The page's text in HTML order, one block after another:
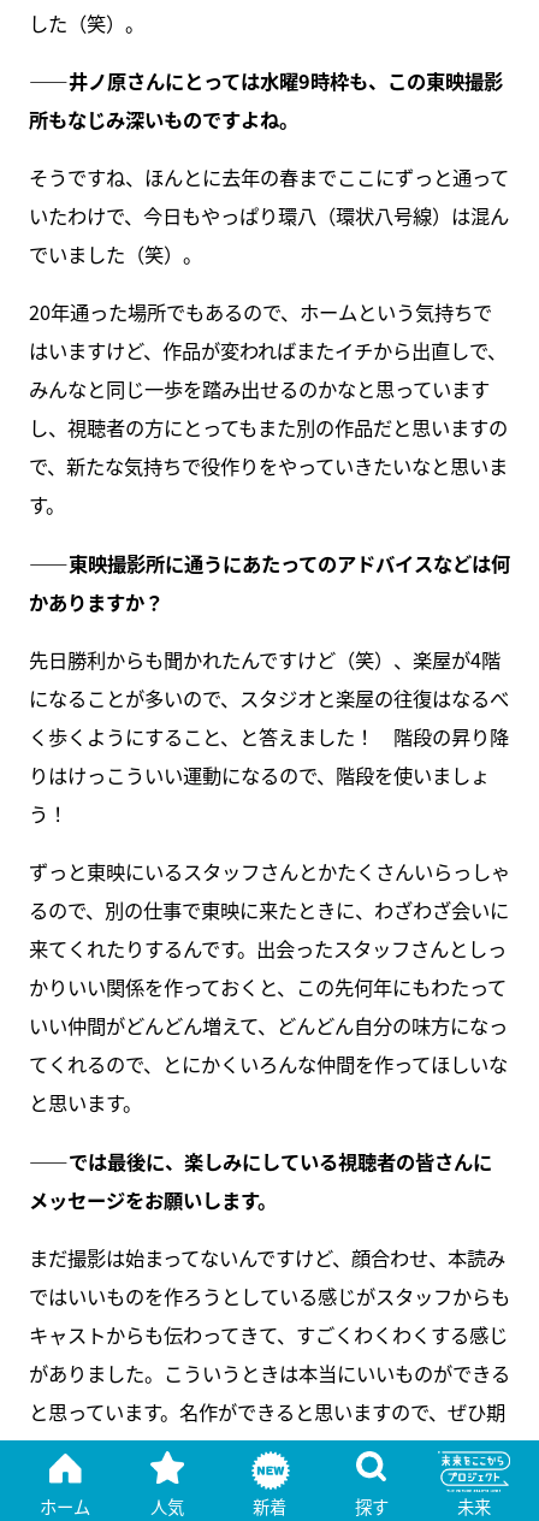
した（笑）。
――井ノ原さんにとっては水曜9時枠も、この東映撮影
所もなじみ深いものですよね。
そうですね、ほんとに去年の春までここにずっと通って
いたわけで、今日もやっぱり環八（環状八号線）は混ん
でいました（笑）。
20年通った場所でもあるので、ホームという気持ちで
はいますけど、作品が変わればまたイチから出直しで、
みんなと同じ一歩を踏み出せるのかなと思っています
し、視聴者の方にとってもまた別の作品だと思いますの
で、新たな気持ちで役作りをやっていきたいなと思いま
す。
――東映撮影所に通うにあたってのアドバイスなどは何
かありますか？
先日勝利からも聞かれたんですけど（笑）、楽屋が4階
になることが多いので、スタジオと楽屋の往復はなるべ
く歩くようにすること、と答えました！ 階段の昇り降
りはけっこういい運動になるので、階段を使いましょ
う！
ずっと東映にいるスタッフさんとかたくさんいらっしゃ
るので、別の仕事で東映に来たときに、わざわざ会いに
来てくれたりするんです。出会ったスタッフさんとしっ
かりいい関係を作っておくと、この先何年にもわたって
いい仲間がどんどん増えて、どんどん自分の味方になっ
てくれるので、とにかくいろんな仲間を作ってほしいな
と思います。
――では最後に、楽しみにしている視聴者の皆さんに
メッセージをお願いします。
まだ撮影は始まってないんですけど、顔合わせ、本読み
ではいいものを作ろうとしている感じがスタッフからも
キャストからも伝わってきて、すごくわくわくする感じ
がありました。こういうときは本当にいいものができる
と思っています。名作ができると思いますので、ぜひ期
待していただきたいです。
※番組情報：2026年4月クール新番組『ボーダレス～
ホーム 人気 新着 探す 未来